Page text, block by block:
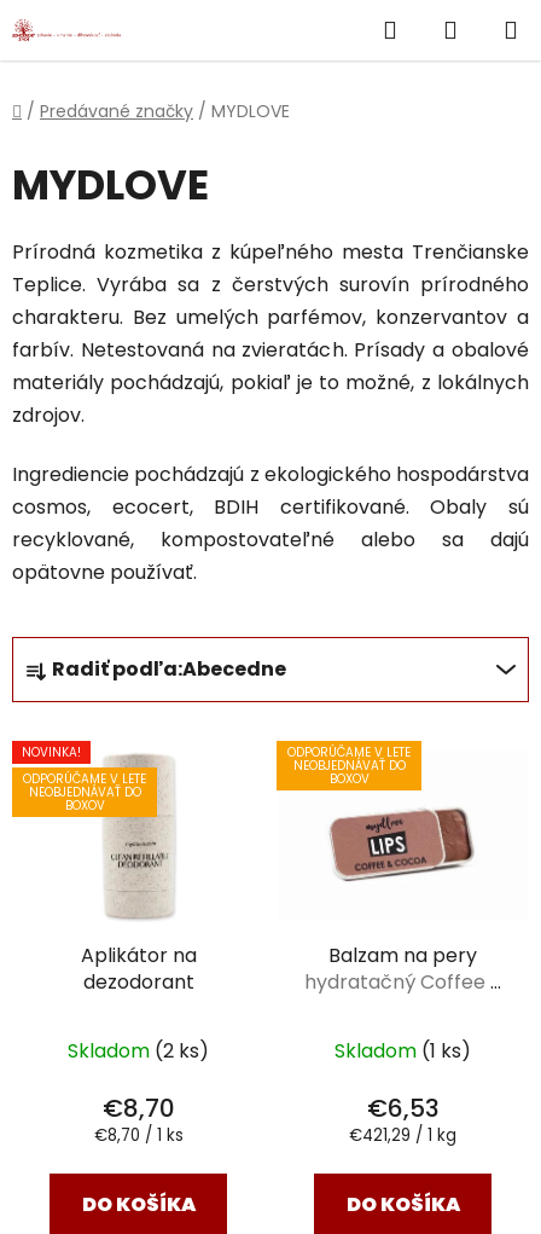
Prejsť
na
Hľadať
KOŠÍK
Domov
/ Predávané značky / MYDLOVE
MYDLOVE
Prírodná kozmetika z kúpeľného mesta Trenčianske
Teplice. Vyrába sa z čerstvých surovín prírodného
charakteru. Bez umelých parfémov, konzervantov a
farbív. Netestovaná na zvieratách. Prísady a obalové
materiály pochádzajú, pokiaľ je to možné, z lokálnych
zdrojov.
Ingrediencie pochádzajú z ekologického hospodárstva
cosmos, ecocert, BDIH certifikované. Obaly sú
recyklované, kompostovateľné alebo sa dajú
opätovne používať.
R
a
d
e
n
i
Radiť podľa:Abecedne
V
ý
NOVINKA!
ODPORÚČAME V LETE
NEOBJEDNÁVAŤ DO
BOXOV
Aplikátor na
dezodorant
Skladom (2 ks)
€8,70
Jednotková
€8,70 / 1 ks
DO KOŠÍKA
ODPORÚČAME V LETE
NEOBJEDNÁVAŤ DO
BOXOV
Balzam na pery
hydratačný Coffee a
Skladom (1 ks)
€6,53
Jednotková
€421,29 / 1 kg
DO KOŠÍKA